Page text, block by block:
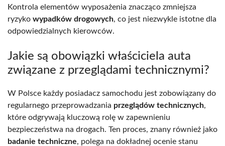
Kontrola elementów wyposażenia znacząco zmniejsza
ryzyko wypadków drogowych, co jest niezwykle istotne dla
odpowiedzialnych kierowców.
Jakie są obowiązki właściciela auta
związane z przeglądami technicznymi?
W Polsce każdy posiadacz samochodu jest zobowiązany do
regularnego przeprowadzania przeglądów technicznych,
które odgrywają kluczową rolę w zapewnieniu
bezpieczeństwa na drogach. Ten proces, znany również jako
badanie techniczne, polega na dokładnej ocenie stanu